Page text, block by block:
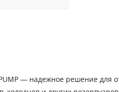
— надежное решение для